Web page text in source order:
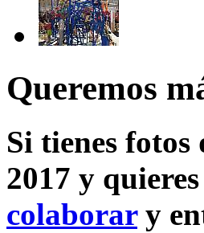
Queremos
Si tienes
2017 y
colaborary